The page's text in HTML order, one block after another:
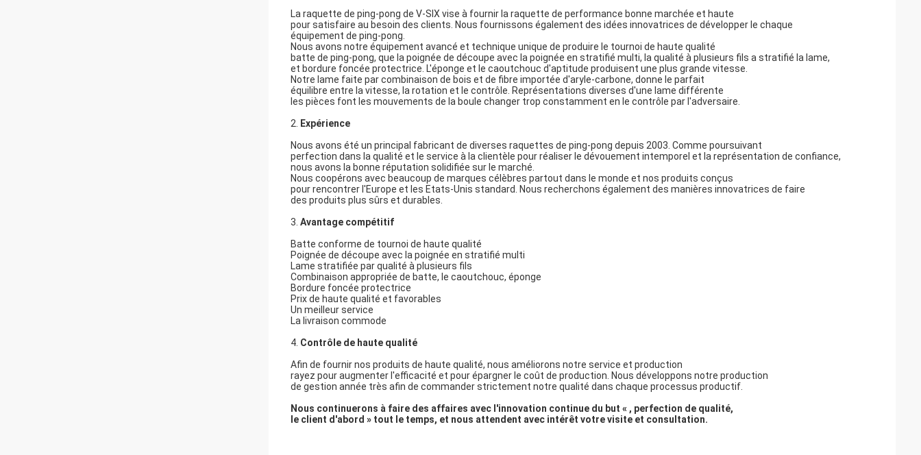
La raquette de ping-pong de V-SIX vise à fournir la raquette de performance bonne marchée et haute
pour satisfaire au besoin des clients. Nous fournissons également des idées innovatrices de développer le chaque
équipement de ping-pong.
Nous avons notre équipement avancé et technique unique de produire le tournoi de haute qualité
batte de ping-pong, que la poignée de découpe avec la poignée en stratifié multi, la qualité à plusieurs fils a stratifié la lame,
et bordure foncée protectrice. L'éponge et le caoutchouc d'aptitude produisent une plus grande vitesse.
Notre lame faite par combinaison de bois et de fibre importée d'aryle-carbone, donne le parfait
équilibre entre la vitesse, la rotation et le contrôle. Représentations diverses d'une lame différente
les pièces font les mouvements de la boule changer trop constamment en le contrôle par l'adversaire.
2.
Expérience
Nous avons été un principal fabricant de diverses raquettes de ping-pong depuis 2003. Comme poursuivant
perfection dans la qualité et le service à la clientèle pour réaliser le dévouement intemporel et la représentation de confiance,
nous avons la bonne réputation solidifiée sur le marché.
Nous coopérons avec beaucoup de marques célèbres partout dans le monde et nos produits conçus
pour rencontrer l'Europe et les Etats-Unis standard. Nous recherchons également des manières innovatrices de faire
des produits plus sûrs et durables.
3. Avantage compétitif
Batte conforme de tournoi de haute qualité
Poignée de découpe avec la poignée en stratifié multi
Lame stratifiée par qualité à plusieurs fils
Combinaison appropriée de batte, le caoutchouc, éponge
Bordure foncée protectrice
Prix de haute qualité et favorables
Un meilleur service
La livraison commode
4. Contrôle de haute qualité
Afin de fournir nos produits de haute qualité, nous améliorons notre service et production
rayez pour augmenter l'efficacité et pour épargner le coût de production. Nous développons notre production
de gestion année très afin de commander strictement notre qualité dans chaque processus productif.
Nous continuerons à faire des affaires avec l'innovation continue du but « , perfection de qualité,
le client d'abord » tout le temps, et nous attendent avec intérêt votre visite et consultation.